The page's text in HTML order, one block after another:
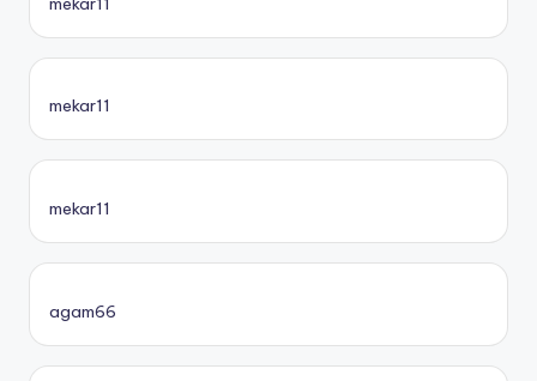
mekar11
mekar11
agam66